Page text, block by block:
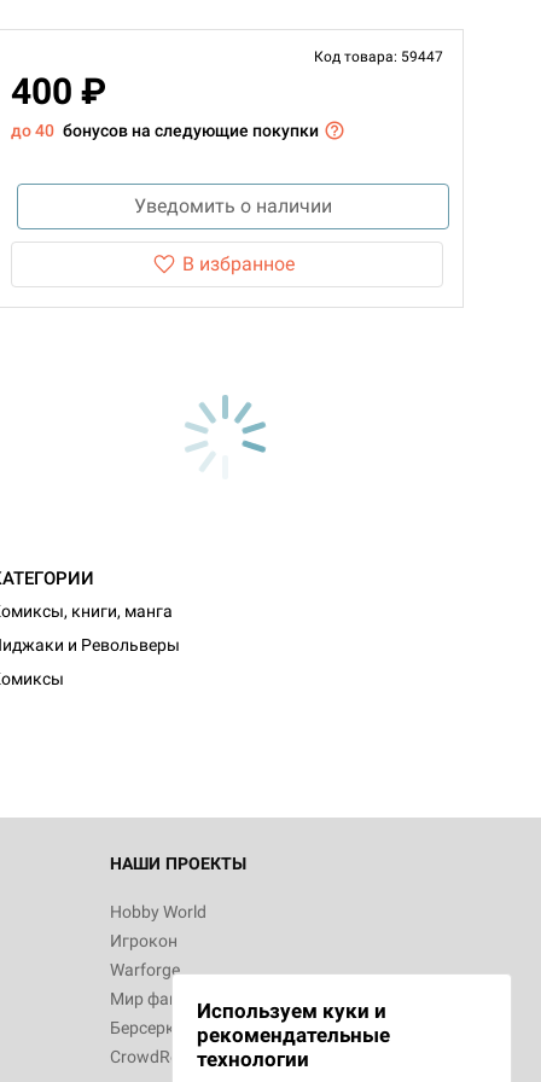
Код товара: 59447
400 ₽
до 40 бонусов на следующие покупки
Уведомить о наличии
В избранное
книги, манга
и Револьверы
НАШИ ПРОЕКТЫ
Hobby World
Игрокон
Warforge
Мир фантастики
Берсерк
CrowdRepublic
Используем куки и
рекомендательные
технологии
Монстры